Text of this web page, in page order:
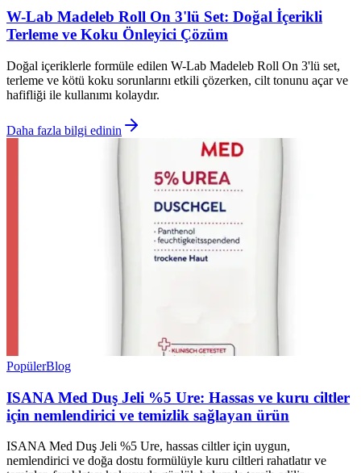
W-Lab Madeleb Roll On 3'lü Set: Doğal İçerikli
Terleme ve Koku Önleyici Çözüm
Doğal içeriklerle formüle edilen W-Lab Madeleb Roll On 3'lü set,
terleme ve kötü koku sorunlarını etkili çözerken, cilt tonunu açar ve
hafifliği ile kullanımı kolaydır.
Daha fazla bilgi edinin
PopülerBlog
ISANA Med Duş Jeli %5 Ure: Hassas ve kuru ciltler
için nemlendirici ve temizlik sağlayan ürün
ISANA Med Duş Jeli %5 Ure, hassas ciltler için uygun,
nemlendirici ve doğa dostu formülüyle kuru ciltleri rahatlatır ve